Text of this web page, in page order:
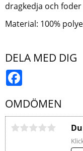
dragkedja och
Material: 100%
DELA MED DIG
OMDÖMEN
Du